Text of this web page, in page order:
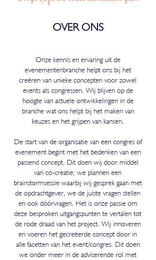
OVER ONS
Onze kennis en ervaring uit de
evenementenbranche helpt ons bij het
creëren van unieke concepten voor zowel
events als congressen. Wij blijven op de
hoogte van actuele ontwikkelingen in de
branche wat ons helpt bij het maken van
keuzes en het grijpen van kansen.
De start van de organisatie van een congres of
evenement begint met het bedenken van een
passend concept. Dit doen wij door middel
van co-creatie; we plannen een
brainstormsessie waarbij wij gesprek gaan met
de opdrachtgever, we de juiste vragen stellen
en ook dóórvragen. Het is onze passie om
deze besproken uitgangspunten te vertalen tot
de rode draad van het project. Wij innoveren
en voeren het gecreëerde concept door in
alle facetten van het event/congres. Dit doen
we onder meer in de adviserende rol met